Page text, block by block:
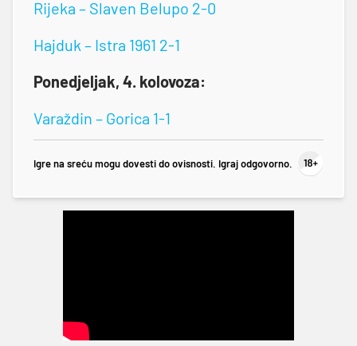
Rijeka – Slaven Belupo 2-0
Hajduk – Istra 1961 2-1
Ponedjeljak, 4. kolovoza:
Varaždin – Gorica 1-1
Igre na sreću mogu dovesti do ovisnosti. Igraj odgovorno.